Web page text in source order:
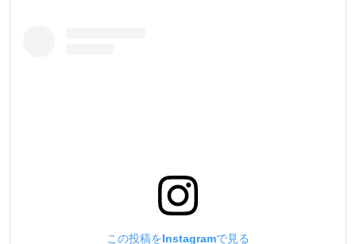
この投稿をInstagramで見る